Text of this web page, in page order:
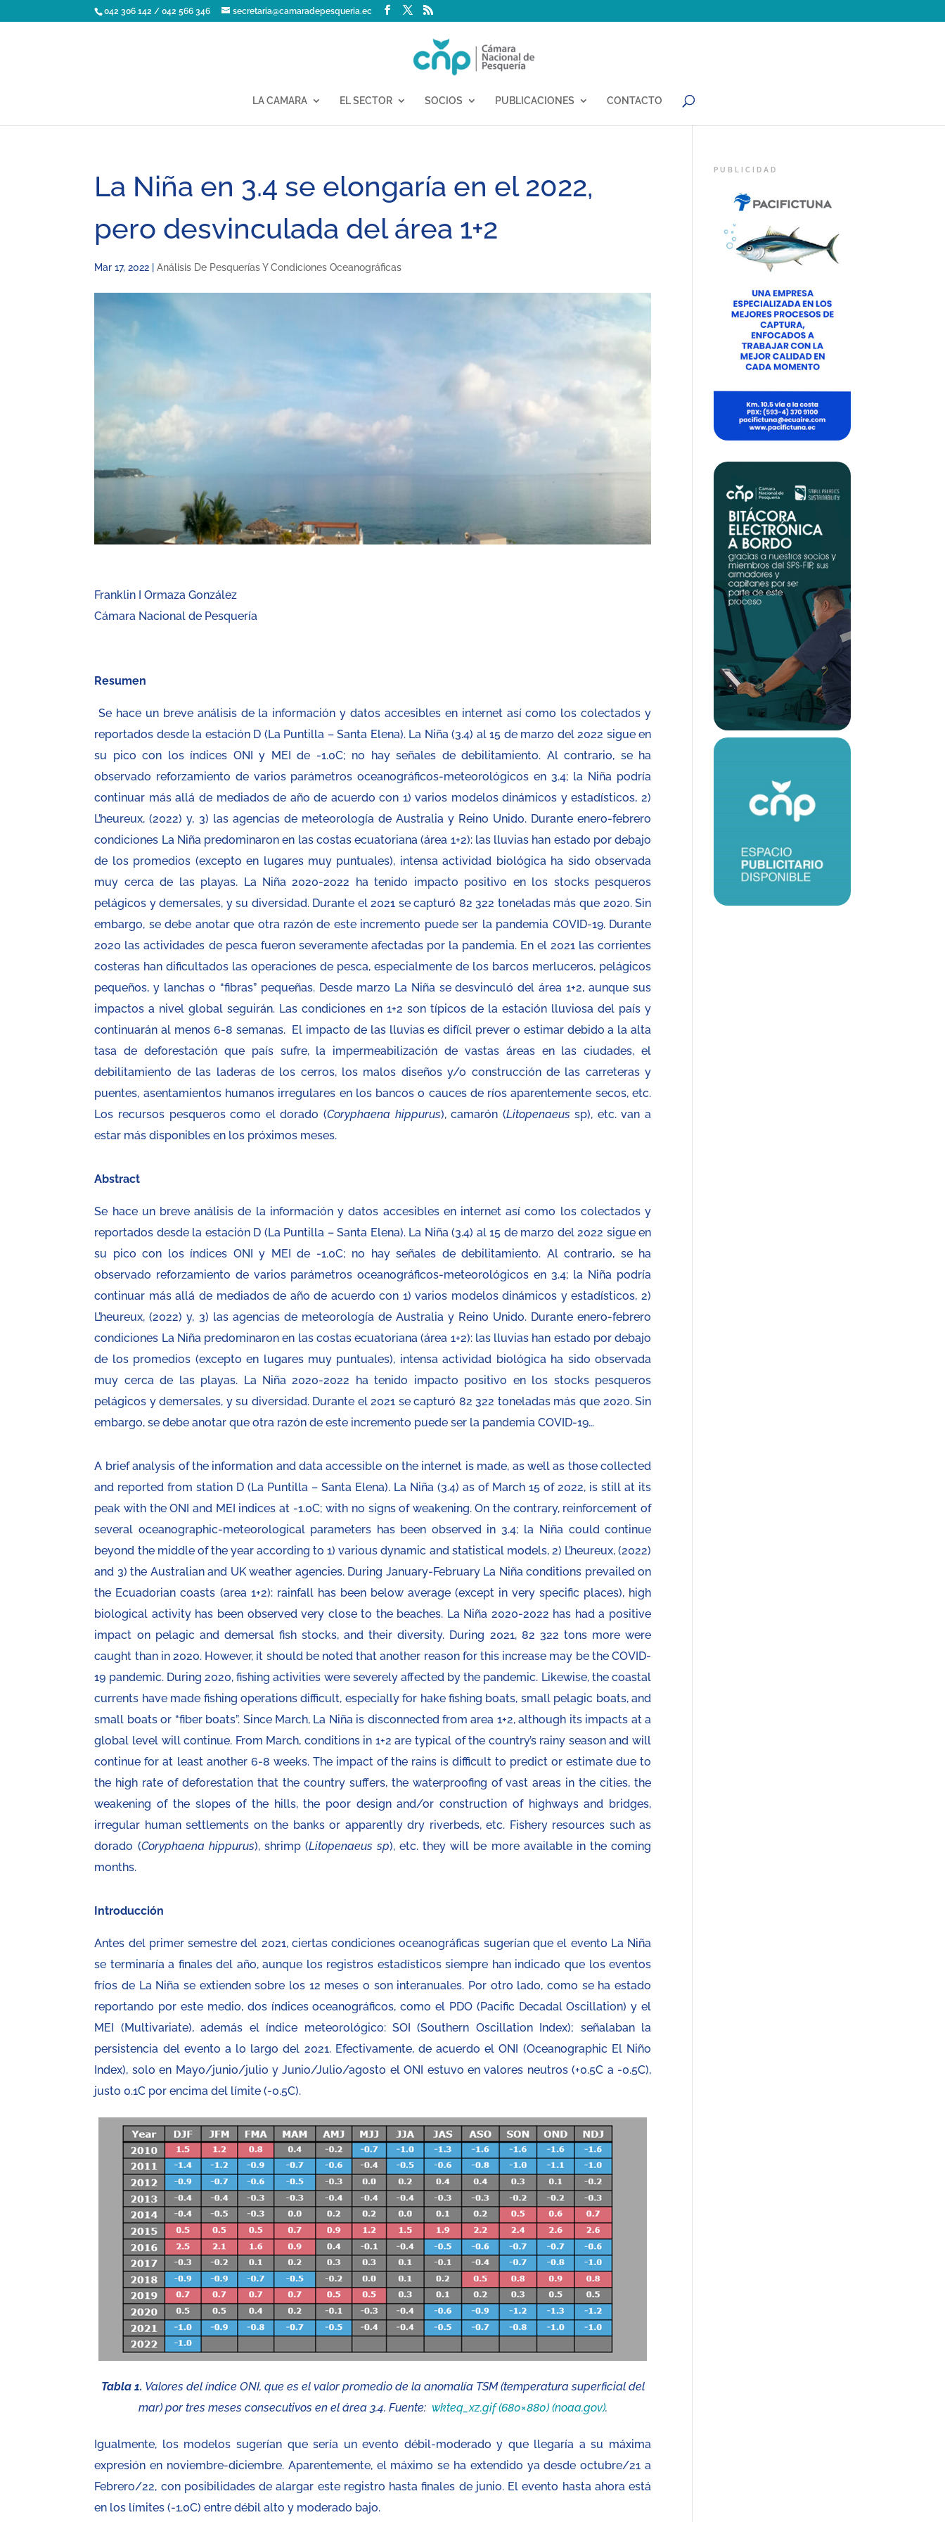
042 306 142 / 042 566 346 secretaria@camaradepesqueria.ec
LA CAMARA EL SECTOR SOCIOS PUBLICACIONES CONTACTO
La Niña en 3.4 se elongaría en el 2022,
pero desvinculada del área 1+2
Mar 17, 2022 |Análisis De Pesquerías Y Condiciones Oceanográficas
Franklin I Ormaza González
Cámara Nacional de Pesquería
Resumen
Se hace un breve análisis de la información y datos accesibles en internet así como los colectados y
reportados desde la estación D (La Puntilla – Santa Elena). La Niña (3.4) al 15 de marzo del 2022 sigue en
su pico con los índices ONI y MEI de -1.0C; no hay señales de debilitamiento. Al contrario, se ha
observado reforzamiento de varios parámetros oceanográficos-meteorológicos en 3.4; la Niña podría
continuar más allá de mediados de año de acuerdo con 1) varios modelos dinámicos y estadísticos, 2)
L’heureux, (2022) y, 3) las agencias de meteorología de Australia y Reino Unido. Durante enero-febrero
condiciones La Niña predominaron en las costas ecuatoriana (área 1+2): las lluvias han estado por debajo
de los promedios (excepto en lugares muy puntuales), intensa actividad biológica ha sido observada
muy cerca de las playas. La Niña 2020-2022 ha tenido impacto positivo en los stocks pesqueros
pelágicos y demersales, y su diversidad. Durante el 2021 se capturó 82 322 toneladas más que 2020. Sin
embargo, se debe anotar que otra razón de este incremento puede ser la pandemia COVID-19. Durante
2020 las actividades de pesca fueron severamente afectadas por la pandemia. En el 2021 las corrientes
costeras han dificultados las operaciones de pesca, especialmente de los barcos merluceros, pelágicos
pequeños, y lanchas o “fibras” pequeñas. Desde marzo La Niña se desvinculó del área 1+2, aunque sus
impactos a nivel global seguirán. Las condiciones en 1+2 son típicos de la estación lluviosa del país y
continuarán al menos 6-8 semanas. El impacto de las lluvias es difícil prever o estimar debido a la alta
tasa de deforestación que país sufre, la impermeabilización de vastas áreas en las ciudades, el
debilitamiento de las laderas de los cerros, los malos diseños y/o construcción de las carreteras y
puentes, asentamientos humanos irregulares en los bancos o cauces de ríos aparentemente secos, etc.
Los recursos pesqueros como el dorado (Coryphaena hippurus), camarón (Litopenaeussp), etc. van a
estar más disponibles en los próximos meses.
Abstract
Se hace un breve análisis de la información y datos accesibles en internet así como los colectados y
reportados desde la estación D (La Puntilla – Santa Elena). La Niña (3.4) al 15 de marzo del 2022 sigue en
su pico con los índices ONI y MEI de -1.0C; no hay señales de debilitamiento. Al contrario, se ha
observado reforzamiento de varios parámetros oceanográficos-meteorológicos en 3.4; la Niña podría
continuar más allá de mediados de año de acuerdo con 1) varios modelos dinámicos y estadísticos, 2)
L’heureux, (2022) y, 3) las agencias de meteorología de Australia y Reino Unido. Durante enero-febrero
condiciones La Niña predominaron en las costas ecuatoriana (área 1+2): las lluvias han estado por debajo
de los promedios (excepto en lugares muy puntuales), intensa actividad biológica ha sido observada
muy cerca de las playas. La Niña 2020-2022 ha tenido impacto positivo en los stocks pesqueros
pelágicos y demersales, y su diversidad. Durante el 2021 se capturó 82 322 toneladas más que 2020. Sin
embargo, se debe anotar que otra razón de este incremento puede ser la pandemia COVID-19…
A brief analysis of the information and data accessible on the internet is made, as well as those collected
and reported from station D (La Puntilla – Santa Elena). La Niña (3.4) as of March 15 of 2022, is still at its
peak with the ONI and MEI indices at -1.0C; with no signs of weakening. On the contrary, reinforcement of
several oceanographic-meteorological parameters has been observed in 3.4; la Niña could continue
beyond the middle of the year according to 1) various dynamic and statistical models, 2) L’heureux, (2022)
and 3) the Australian and UK weather agencies. During January-February La Niña conditions prevailed on
the Ecuadorian coasts (area 1+2): rainfall has been below average (except in very specific places), high
biological activity has been observed very close to the beaches. La Niña 2020-2022 has had a positive
impact on pelagic and demersal fish stocks, and their diversity. During 2021, 82 322 tons more were
caught than in 2020. However, it should be noted that another reason for this increase may be the COVID-
19 pandemic. During 2020, fishing activities were severely affected by the pandemic. Likewise, the coastal
currents have made fishing operations difficult, especially for hake fishing boats, small pelagic boats, and
small boats or “fiber boats”. Since March, La Niña is disconnected from area 1+2, although its impacts at a
global level will continue. From March, conditions in 1+2 are typical of the country’s rainy season and will
continue for at least another 6-8 weeks. The impact of the rains is difficult to predict or estimate due to
the high rate of deforestation that the country suffers, the waterproofing of vast areas in the cities, the
weakening of the slopes of the hills, the poor design and/or construction of highways and bridges,
irregular human settlements on the banks or apparently dry riverbeds, etc. Fishery resources such as
dorado (Coryphaena hippurus), shrimp (Litopenaeus sp), etc. they will be more available in the coming
months.
Introducción
Antes del primer semestre del 2021, ciertas condiciones oceanográficas sugerían que el evento La Niña
se terminaría a finales del año, aunque los registros estadísticos siempre han indicado que los eventos
fríos de La Niña se extienden sobre los 12 meses o son interanuales. Por otro lado, como se ha estado
reportando por este medio, dos índices oceanográficos, como el PDO (Pacific Decadal Oscillation) y el
MEI (Multivariate), además el índice meteorológico: SOI (Southern Oscillation Index); señalaban la
persistencia del evento a lo largo del 2021. Efectivamente, de acuerdo el ONI (Oceanographic El Niño
Index), solo en Mayo/junio/julio y Junio/Julio/agosto el ONI estuvo en valores neutros (+0.5C a -0.5C),
justo 0.1C por encima del límite (-0.5C).
Tabla 1. Valores del índice ONI, que es el valor promedio de la anomalía TSM (temperatura superficial del
mar) por tres meses consecutivos en el área 3.4. Fuente: wkteq_xz.gif (680×880) (noaa.gov).
Igualmente, los modelos sugerían que sería un evento débil-moderado y que llegaría a su máxima
expresión en noviembre-diciembre. Aparentemente, el máximo se ha extendido ya desde octubre/21 a
Febrero/22, con posibilidades de alargar este registro hasta finales de junio. El evento hasta ahora está
en los límites (-1.0C) entre débil alto y moderado bajo.